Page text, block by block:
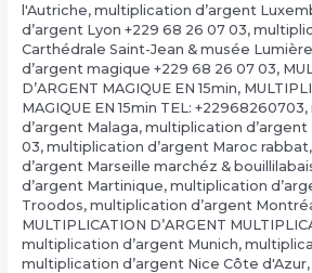
l'Autriche, multiplication d’argent
d’argent Lyon +229 68 26 07 03,
Carthédrale Saint-Jean & musée Lumière
d’argent magique +229 68 26 07 03,
D’ARGENT MAGIQUE EN 15min,
MAGIQUE EN 15min TEL: +22968260703,
d’argent Malaga, multiplication d’argent
03, multiplication d’argent Maroc rabbat,
d’argent Marseille marchéz &
d’argent Martinique, multiplication
Troodos, multiplication d’argent
MULTIPLICATION D’ARGENT
multiplication d’argent Munich,
multiplication d’argent Nice Côte d'Azur,